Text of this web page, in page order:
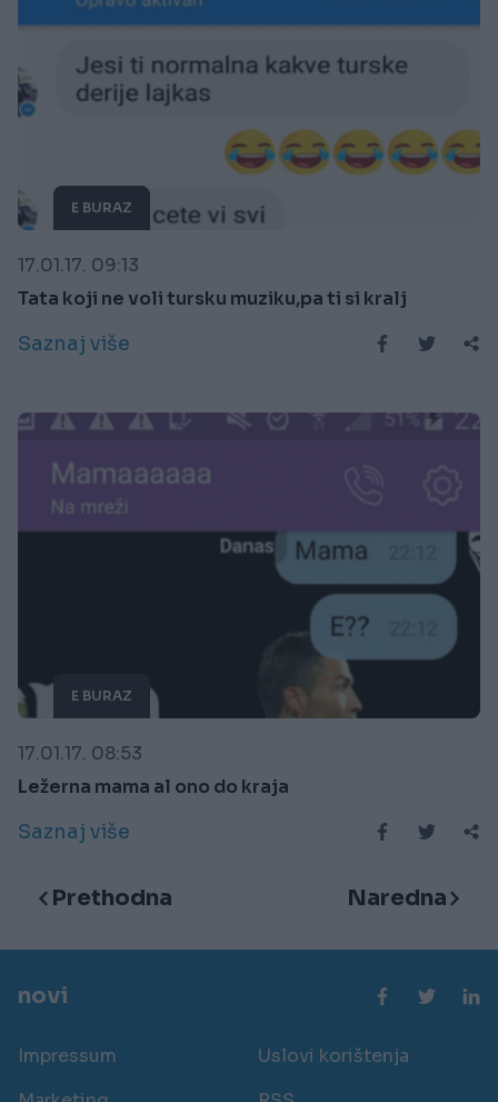
E BURAZ
17.01.17. 09:13
Tata koji ne voli tursku muziku,pa ti si kralj
Saznaj više
E BURAZ
17.01.17. 08:53
Ležerna mama al ono do kraja
Saznaj više
Prethodna Naredna
novi
Impressum
Uslovi korištenja